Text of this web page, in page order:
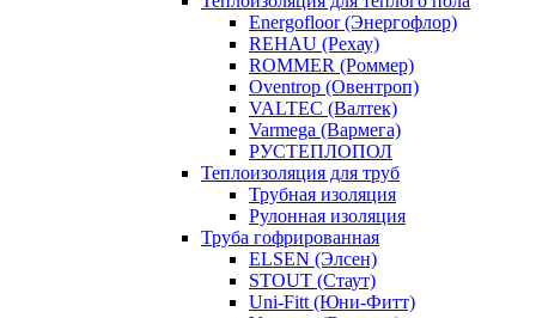
Energofloor (Энергофлор)
REHAU (Рехау)
ROMMER (Роммер)
Oventrop (Овентроп)
VALTEC (Валтек)
Varmega (Вармега)
РУСТЕПЛОПОЛ
Теплоизоляция для труб
Трубная изоляция
Рулонная изоляция
Труба гофрированная
ELSEN (Элсен)
STOUT (Стаут)
Uni-Fitt (Юни-Фитт)